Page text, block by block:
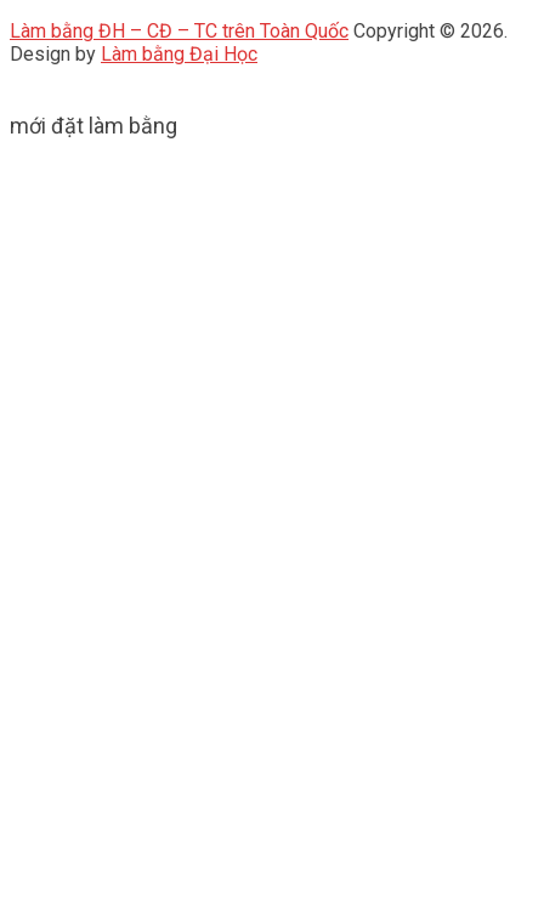
Làm bằng ĐH – CĐ – TC trên Toàn Quốc Copyright © 2026.
Design by Làm bằng Đại Học
mới đặt làm bằng